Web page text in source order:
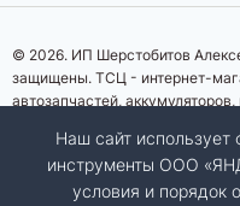
© 2026. ИП Шерстобитов
защищены. ТСЦ - интернет-
автозапчастей,
информационный характер.
стоимости, характеристик,
условиях не является
Наш сайт использует
инструменты ООО
условия и порядок